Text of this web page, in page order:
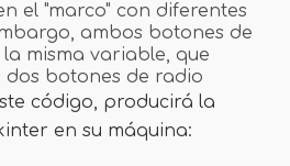
el "marco" con diferentes
ambos botones de
misma variable, que
dos botones de radio
código, producirá la
en su máquina: